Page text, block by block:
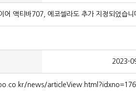
액티바707, 에코셀라도 추가 지정되었습니
2023-
news/